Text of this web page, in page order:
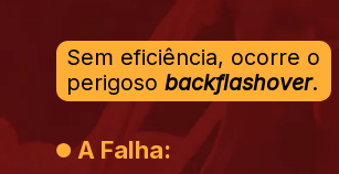
Sem eficiência, ocorre o
perigoso backflashover.
A Falha: